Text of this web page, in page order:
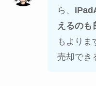
ら、
えるのも
もよりま
売却でき